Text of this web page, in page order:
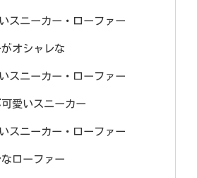
スニーカー・ローファー
オシャレな
スニーカー・ローファー
可愛いスニーカー
スニーカー・ローファー
ローファー